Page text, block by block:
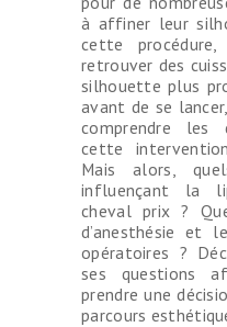
à affiner leur
cette
retrouver des
silhouette plus
avant de se
comprendre les
cette
Mais alors,
influençant la
cheval prix ?
d’anesthésie et
opératoires ?
ses questions
prendre une
parcours